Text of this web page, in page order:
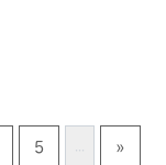
5 ... »